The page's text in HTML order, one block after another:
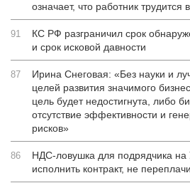
означает, что работник трудится
91
КС РФ разграничил срок
и срок исковой давности
87
Ирина Снеговая: «Без науки и
целей развития значимого
цель будет недостигнута, либо
отсутствие эффективности и
рисков»
86
НДС-ловушка для подрядчика на
исполнить контракт, не